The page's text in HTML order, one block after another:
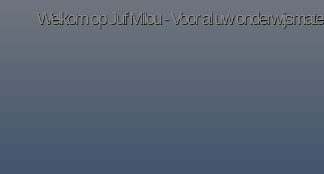
Welkom op Juf Milou - Voor al uw